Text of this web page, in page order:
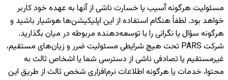
مسئولیت هرگونه آسیب یا خسارت ناشی از آنها به عهده خود کاربر
خواهد بود. لطفاً هنگام استفاده از این اپلیکیشن‌ها هوشیار باشید و
هرگونه سؤال یا نگرانی را با توسعه‌دهنده مربوطه در میان بگذارید.
شرکت PARS تحت هیچ شرایطی مسئولیت ضرر و زیان‌های مستقیم،
غیرمستقیم یا تصادفی ناشی از دسترسی شما یا اشخاص ثالث به
محتوا، خدمات یا هرگونه اطلاعات نرم‌افزاری شخص ثالث از طریق این